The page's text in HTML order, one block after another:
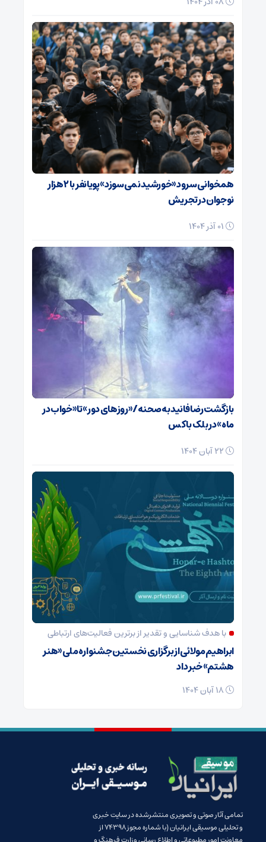
همخوانی سرود «خورشید نمی‌سوزد» پویانفر با ۲ هزار
نوجوان در تجریش
بازگشت رضا فانید به صحنه/ «روزهای دور» تا «خواب در
ماه» در بلک باکس
با هدف شناسایی و تقدیر از برترین فعالیت‌های ارتباطی
ابراهیم مولائی از برگزاری نخستین جشنواره ملی «هنر
هشتم» خبر داد
تمامی آثار صوتی و تصویری منتشرشده در سایت خبری
و تحلیلی موسیقی ایرانیان (با شماره مجوز 74398 از